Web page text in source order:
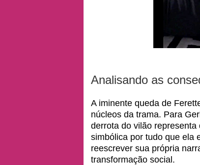
Analisando as
A iminente queda de
núcleos da trama. Para
derrota do vilão
simbólica por tudo que ela
reescrever sua própria
transformação social.